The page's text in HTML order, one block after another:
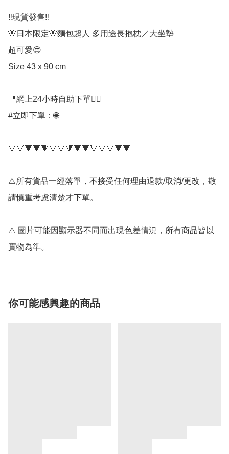
‼️現貨發售‼️
🎌日本限定🎌麵包超人 多用途長抱枕／大坐墊
超可愛😍
Size 43 x 90 cm
📍網上24小時自助下單👍🏻
#立即下單：🌐
🔻🔻🔻🔻🔻🔻🔻🔻🔻🔻🔻🔻🔻🔻🔻
⚠️所有貨品一經落單，不接受任何理由退款/取消/更改，敬
請慎重考慮清楚才下單。
⚠️ 圖片可能因顯示器不同而出現色差情況，所有商品皆以
實物為準。
你可能感興趣的商品